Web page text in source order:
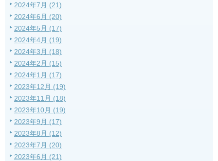
2024年7月 (21)
2024年6月 (20)
2024年5月 (17)
2024年4月 (19)
2024年3月 (18)
2024年2月 (15)
2024年1月 (17)
2023年12月 (19)
2023年11月 (18)
2023年10月 (19)
2023年9月 (17)
2023年8月 (12)
2023年7月 (20)
2023年6月 (21)